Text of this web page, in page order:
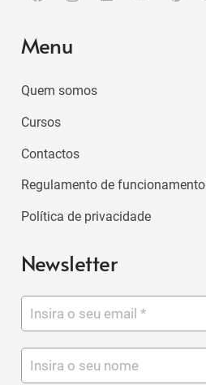
Menu
Quem somos
Cursos
Contactos
Regulamento de funcionamento
Política de privacidade
Newsletter